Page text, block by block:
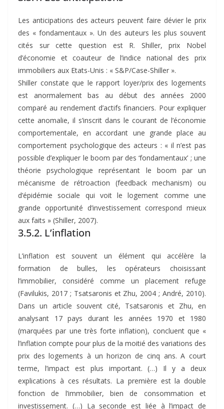
Les anticipations des acteurs peuvent faire dévier le prix
des « fondamentaux ». Un des auteurs les plus souvent
cités sur cette question est R. Shiller, prix Nobel
d’économie et coauteur de l’indice national des prix
immobiliers aux Etats-Unis : « S&P/Case-Shiller ».
Shiller constate que le rapport loyer/prix des logements
est anormalement bas au début des années 2000
comparé au rendement d’actifs financiers. Pour expliquer
cette anomalie, il s’inscrit dans le courant de l’économie
comportementale, en accordant une grande place au
comportement psychologique des acteurs : « il n’est pas
possible d’expliquer le boom par des ‘fondamentaux’ ; une
théorie psychologique représentant le boom par un
mécanisme de rétroaction (feedback mechanism) ou
d’épidémie sociale qui voit le logement comme une
grande opportunité d’investissement correspond mieux
aux faits » (Shiller, 2007).
3.5.2. L’inflation
L’inflation est souvent un élément qui accélère la
formation de bulles, les opérateurs choisissant
l’immobilier, considéré comme un placement refuge
(Favilukis, 2017 ; Tsatsaronis et Zhu, 2004 ; André, 2010).
Dans un article souvent cité, Tsatsaronis et Zhu, en
analysant 17 pays durant les années 1970 et 1980
(marquées par une très forte inflation), concluent que «
l’inflation compte pour plus de la moitié des variations des
prix des logements à un horizon de cinq ans. A court
terme, l’impact est plus important. (…) Il y a deux
explications à ces résultats. La première est la double
fonction de l’immobilier, bien de consommation et
investissement. (…) La seconde est liée à l’impact de